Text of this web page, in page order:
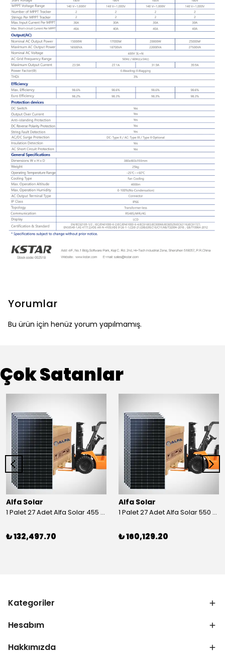
Yorumlar
Bu ürün için henüz yorum yapılmamış.
Çok Satanlar
Alfa Solar
1 Palet 27 Adet Alfa Solar 455 Wp Half-Cut Güneş Paneli
₺ 132,497.70
Alfa Solar
1 Palet 27 Adet Alfa Solar 550 Wp Half-Cut Güneş Paneli
₺ 160,129.20
Kategoriler
Hesabım
Hakkımızda